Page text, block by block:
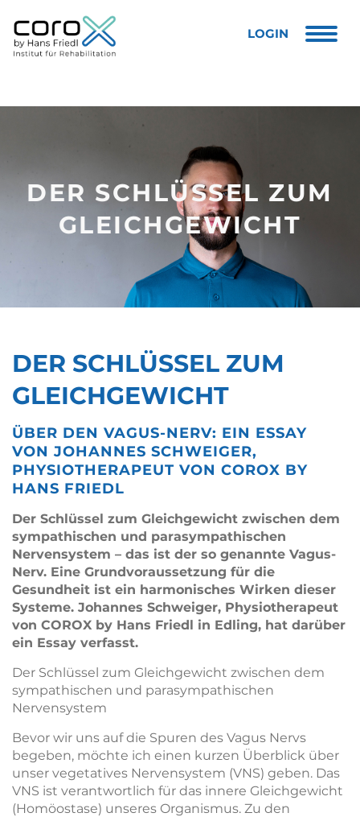
LOGIN
DER SCHLÜSSEL ZUM
GLEICHGEWICHT
DER SCHLÜSSEL ZUM
GLEICHGEWICHT
ÜBER DEN VAGUS-NERV: EIN ESSAY
VON JOHANNES SCHWEIGER,
PHYSIOTHERAPEUT VON COROX BY
HANS FRIEDL
Der Schlüssel zum Gleichgewicht zwischen dem
sympathischen und parasympathischen
Nervensystem – das ist der so genannte Vagus-
Nerv. Eine Grundvoraussetzung für die
Gesundheit ist ein harmonisches Wirken dieser
Systeme. Johannes Schweiger, Physiotherapeut
von COROX by Hans Friedl in Edling, hat darüber
ein Essay verfasst.
Der Schlüssel zum Gleichgewicht zwischen dem
sympathischen und parasympathischen
Nervensystem
Bevor wir uns auf die Spuren des Vagus Nervs
begeben, möchte ich einen kurzen Überblick über
unser vegetatives Nervensystem (VNS) geben. Das
VNS ist verantwortlich für das innere Gleichgewicht
(Homöostase) unseres Organismus. Zu den